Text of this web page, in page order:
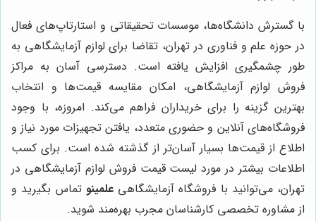
با گسترش دانشگاه‌ها، موسسات تحقیقاتی و استارتاپ‌های فعال
در حوزه علم و فناوری در تهران، تقاضا برای لوازم آزمایشگاهی به
طور چشمگیری افزایش یافته است. دسترسی آسان به مراکز
فروش لوازم آزمایشگاهی، امکان مقایسه قیمت‌ها و انتخاب
بهترین گزینه را برای خریداران فراهم می‌کند. امروزه، با وجود
فروشگاه‌های آنلاین و حضوری متعدد، یافتن تجهیزات مورد نیاز و
اطلاع از قیمت‌ها بسیار آسان‌تر از گذشته شده است. برای کسب
اطلاعات بیشتر در مورد لیست قیمت فروش لوازم آزمایشگاهی در
تهران، می‌توانید با فروشگاه آزمایشگاهیعلمینو تماس بگیرید و
از مشاوره تخصصی کارشناسان مجرب بهره‌مند شوید.